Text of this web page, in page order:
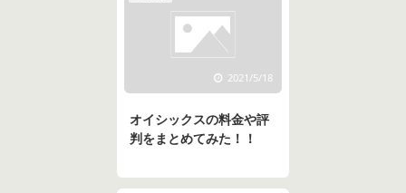
2021/5/18
オイシックスの料金や評
判をまとめてみた！！